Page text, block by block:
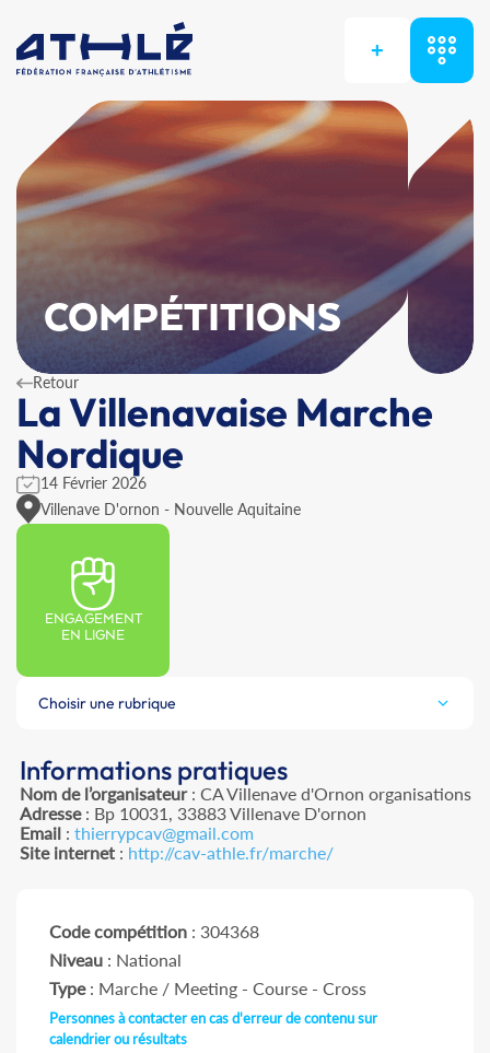
+
COMPÉTITIONS
Retour
La Villenavaise Marche
Nordique
14 Février 2026
Villenave D'ornon - Nouvelle Aquitaine
ENGAGEMENT
EN LIGNE
Choisir une rubrique
Informations pratiques
Nom de l’organisateur: CA Villenave d'Ornon organisations
Adresse: Bp 10031, 33883 Villenave D'ornon
Email: thierrypcav@gmail.com
Site internet: http://cav-athle.fr/marche/
Code compétition : 304368
Niveau : National
Type: Marche / Meeting - Course - Cross
Personnes à contacter en cas d'erreur de contenu sur
calendrier ou résultats